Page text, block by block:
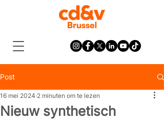
Post
Nieuw synthetisch
16 mei 2024 2 minuten om te lezen